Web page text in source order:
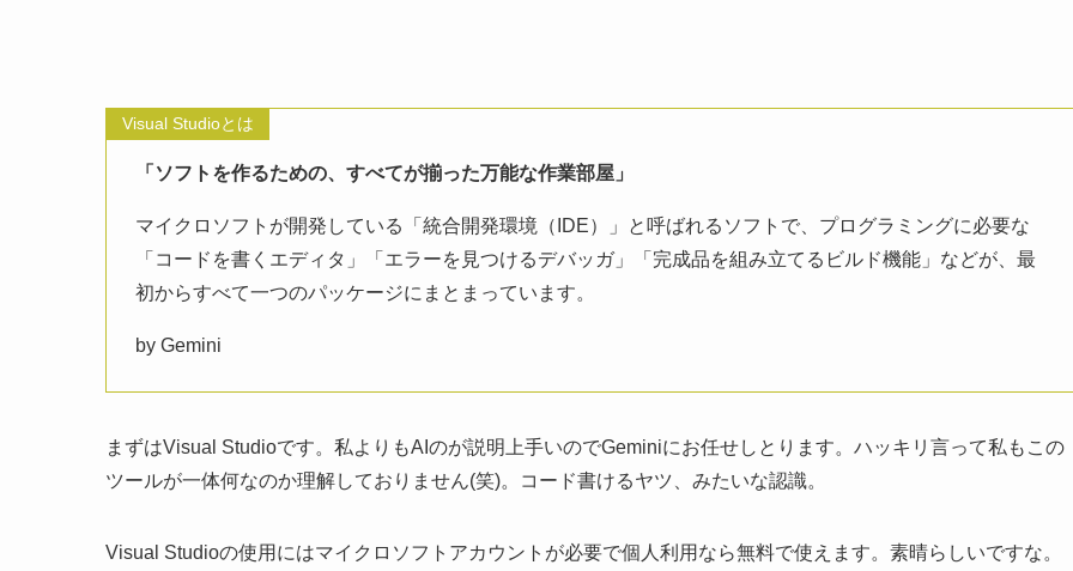
Visual Studioとは
「ソフトを作るための、すべてが揃った万能な作業部屋」
マイクロソフトが開発している「統合開発環境（IDE）」と呼ばれるソフトで、プログラミングに必要な
「コードを書くエディタ」「エラーを見つけるデバッガ」「完成品を組み立てるビルド機能」などが、最
初からすべて一つのパッケージにまとまっています。
by Gemini
まずはVisual Studioです。私よりもAIのが説明上手いのでGeminiにお任せしとります。ハッキリ言って私もこの
ツールが一体何なのか理解しておりません(笑)。コード書けるヤツ、みたいな認識。
Visual Studioの使用にはマイクロソフトアカウントが必要で個人利用なら無料で使えます。素晴らしいですな。